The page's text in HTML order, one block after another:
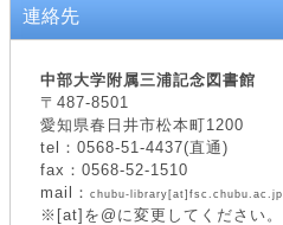
連絡先
中部大学附属三浦記念図書館
〒487-8501
愛知県春日井市松本町1200
tel：0568-51-4437(直通)
fax：0568-52-1510
mail： chubu-library[at]fsc.chubu.ac.jp
※[at]を@に変更してください。